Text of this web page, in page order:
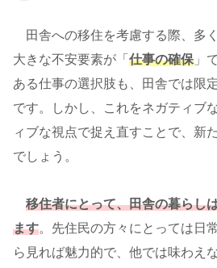
田舎への移住を考慮する際、多
大きな不安要素が「 仕事の確保 」
ある仕事の選択肢も、田舎では限
です。しかし、これをネガティブ
ィブな視点で捉え直すことで、新
でしょう。
移住者にとって、田舎の暮らし
ます。先住民の方々にとっては日
ら見れば魅力的で、他では味わえ